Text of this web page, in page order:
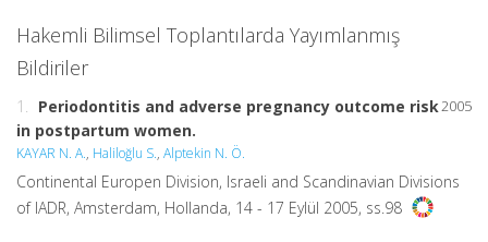
Hakemli Bilimsel Toplantılarda Yayımlanmış
Bildiriler
2005
1. Periodontitis and adverse pregnancy outcome risk
in postpartum women.
KAYAR N. A., Haliloğlu S., Alptekin N. Ö.
Continental Europen Division, Israeli and Scandinavian Divisions
of IADR, Amsterdam, Hollanda, 14 - 17 Eylül 2005, ss.98